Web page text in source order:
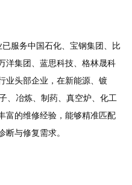
服务中国石化、宝钢集团、比
洋集团、蓝思科技、格林晟科
业头部企业，在新能源、镀
、冶炼、制药、真空炉、化工
富的维修经验，能够精准匹配
断与修复需求。